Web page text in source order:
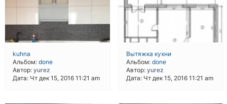
kuhna
Альбом: done
Автор: yurez
Дата: Чт дек 15, 2016 11:21 am
Вытяжка кухни
Альбом: done
Автор: yurez
Дата: Чт дек 15, 2016 11:21 am